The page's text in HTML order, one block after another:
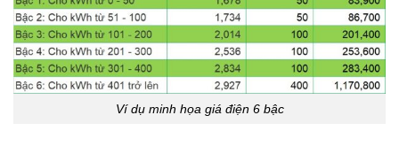
Ví dụ minh họa giá điện 6 bậc